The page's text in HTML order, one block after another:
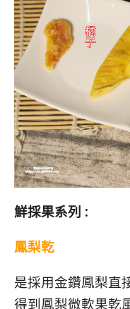
鮮採果系列 :
鳳梨乾
是採用金鑽鳳梨直
得到鳳梨微軟果乾